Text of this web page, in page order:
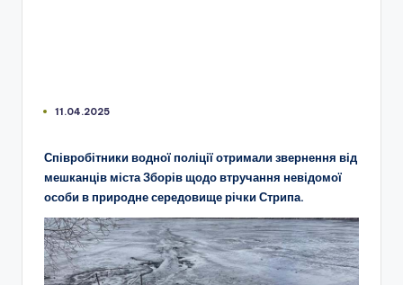
11.04.2025
Співробітники водної поліції отримали звернення від
мешканців міста Зборів щодо втручання невідомої
особи в природне середовище річки Стрипа.